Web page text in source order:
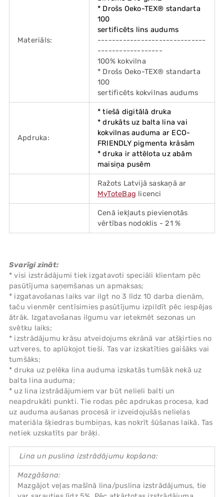
Materiāls:
* Drošs Oeko-TEX® standarta
100
sertificēts lins audums
------------------------------
------------------
100% kokvilna
* Drošs Oeko-TEX® standarta
100
sertificēts kokvilnas audums
Apdruka:
* tiešā digitālā druka
* drukāts uz balta lina vai
kokvilnas auduma ar ECO-
FRIENDLY pigmenta krāsām
* druka ir attēlota uz abām
maisiņa pusēm
Ražots Latvijā saskaņā ar
MyToteBag licenci
Cenā iekļauts pievienotās
vērtības nodoklis - 21 %
Svarīgi zināt:
* visi izstrādājumi tiek izgatavoti speciāli klientam pēc
pasūtījuma saņemšanas un apmaksas;
* izgatavošanas laiks var ilgt no 3 līdz 10 darba dienām,
taču vienmēr centīsimies pasūtījumu izpildīt pēc iespējas
ātrāk. Izgatavošanas ilgumu var ietekmēt sezonas un
svētku laiks;
* izstrādājumu krāsu atveidojums ekrānā var atšķirties no
uztveres, to aplūkojot tieši. Tas var izskatīties gaišāks vai
tumšāks;
* druka uz pelēka lina auduma izskatās tumšāk nekā uz
balta lina auduma;
* uz lina izstrādājumiem var būt nelieli balti un
neapdrukāti punkti. Tie rodas pēc apdrukas procesa, kad
uz auduma aušanas procesā ir izveidojušās nelielas
materiāla šķiedras bumbiņas, kas nokrīt šūšanas laikā. Tas
netiek uzskatīts par brāķi.
Lina un puslina izstrādājumu kopšana:
Mazgāšana:
Mazgājot veļas mašīnā lina/puslina izstrādājumus, tie